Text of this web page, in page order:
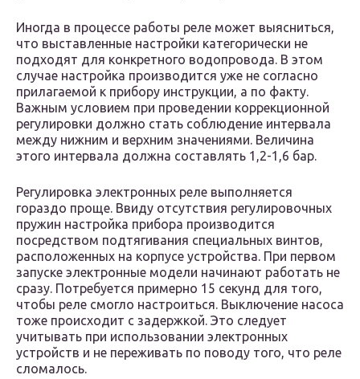
Иногда в процессе работы реле может выясниться,
что выставленные настройки категорически не
подходят для конкретного водопровода. В этом
случае настройка производится уже не согласно
прилагаемой к прибору инструкции, а по факту.
Важным условием при проведении коррекционной
регулировки должно стать соблюдение интервала
между нижним и верхним значениями. Величина
этого интервала должна составлять 1,2-1,6 бар.
Регулировка электронных реле выполняется
гораздо проще. Ввиду отсутствия регулировочных
пружин настройка прибора производится
посредством подтягивания специальных винтов,
расположенных на корпусе устройства. При первом
запуске электронные модели начинают работать не
сразу. Потребуется примерно 15 секунд для того,
чтобы реле смогло настроиться. Выключение насоса
тоже происходит с задержкой. Это следует
учитывать при использовании электронных
устройств и не переживать по поводу того, что реле
сломалось.